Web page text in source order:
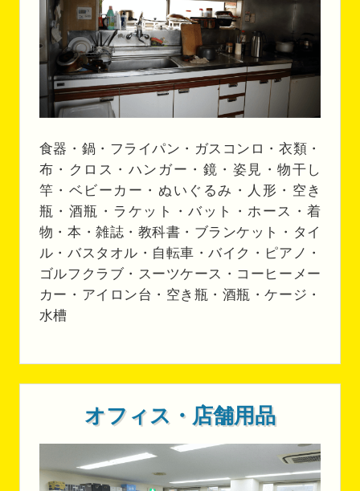
食器・鍋・フライパン・ガスコンロ・衣類・
布・クロス・ハンガー・鏡・姿見・物干し
竿・ベビーカー・ぬいぐるみ・人形・空き
瓶・酒瓶・ラケット・バット・ホース・着
物・本・雑誌・教科書・ブランケット・タイ
ル・バスタオル・自転車・バイク・ピアノ・
ゴルフクラブ・スーツケース・コーヒーメー
カー・アイロン台・空き瓶・酒瓶・ケージ・
水槽
オフィス・店舗用品